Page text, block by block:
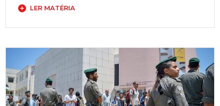
LER MATÉRIA